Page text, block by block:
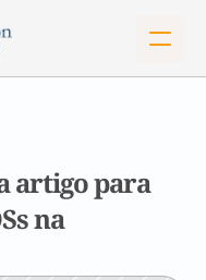
artigo para
na